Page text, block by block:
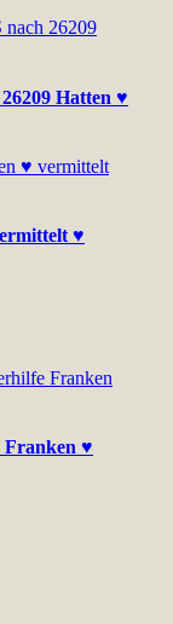
Hatten ♥
♥
Franken ♥